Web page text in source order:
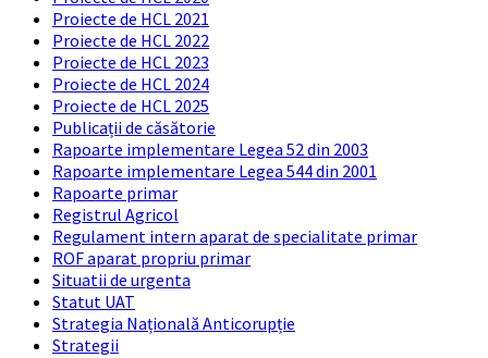
Proiecte de HCL 2021
Proiecte de HCL 2022
Proiecte de HCL 2023
Proiecte de HCL 2024
Proiecte de HCL 2025
Publicații de căsătorie
Rapoarte implementare Legea 52 din 2003
Rapoarte implementare Legea 544 din 2001
Rapoarte primar
Registrul Agricol
Regulament intern aparat de specialitate primar
ROF aparat propriu primar
Situatii de urgenta
Statut UAT
Strategia Națională Anticorupție
Strategii